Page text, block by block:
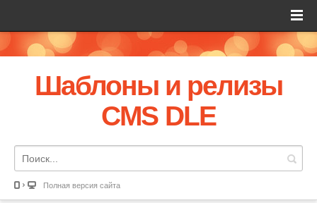
Шаблоны и релизы
CMS DLE
Полная версия сайта